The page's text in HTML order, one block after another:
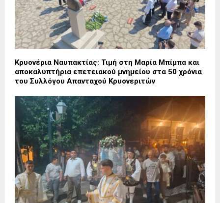
Κρυονέρια Ναυπακτίας: Τιμή στη Μαρία Μπίμπα και
αποκαλυπτήρια επετειακού μνημείου στα 50 χρόνια
του Συλλόγου Απανταχού Κρυονεριτών